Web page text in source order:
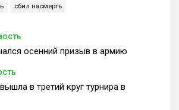
сбил насмерть
осенний призыв в армию
в третий круг турнира в